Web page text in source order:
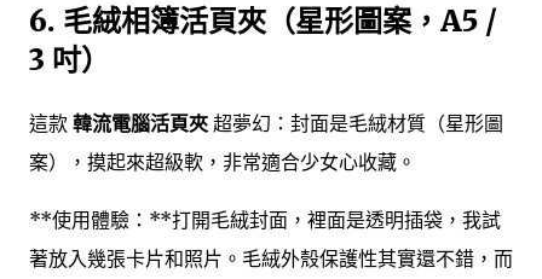
6. 毛絨相簿活頁夾（星形圖案，A5 /
3 吋）
這款 韓流電腦活頁夾 超夢幻：封面是毛絨材質（星形圖
案），摸起來超級軟，非常適合少女心收藏。
**使用體驗：**打開毛絨封面，裡面是透明插袋，我試
著放入幾張卡片和照片。毛絨外殼保護性其實還不錯，而